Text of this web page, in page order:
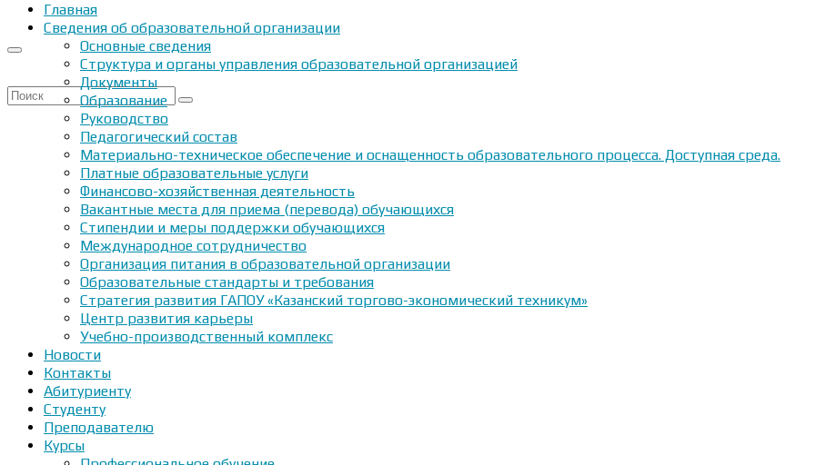
Искать:
Главная
Сведения об образовательной организации
Основные сведения
Структура и органы управления образовательной организацией
Документы
Образование
Руководство
Педагогический состав
Материально-техническое обеспечение и оснащенность образовательного процесса. Доступная среда.
Платные образовательные услуги
Финансово-хозяйственная деятельность
Вакантные места для приема (перевода) обучающихся
Стипендии и меры поддержки обучающихся
Международное сотрудничество
Организация питания в образовательной организации
Образовательные стандарты и требования
Стратегия развития ГАПОУ «Казанский торгово-экономический техникум»
Центр развития карьеры
Учебно-производственный комплекс
Новости
Контакты
Абитуриенту
Студенту
Преподавателю
Курсы